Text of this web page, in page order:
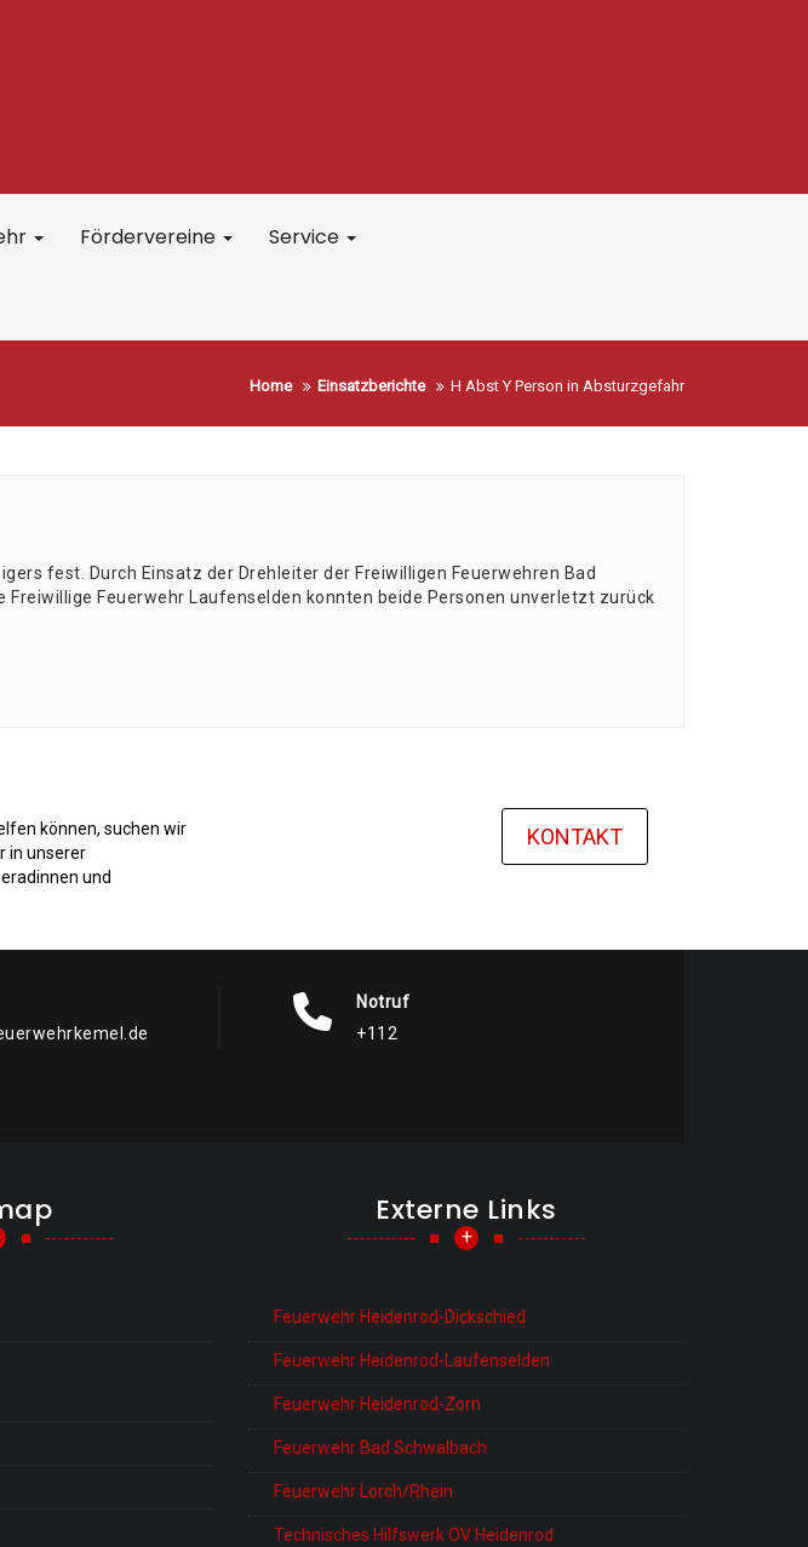
Fördervereine Service
Home Einsatzberichte H Abst Y Person in Absturzgefahr
fest. Durch Ein­satz der Dreh­lei­ter der Frei­wil­li­gen Feu­er­weh­ren Bad
Feu­er­wehr Lau­fen­sel­den konn­ten bei­de Per­so­nen unver­letzt zurück
können, suchen wir
in unserer
und
KONTAKT
Notruf
+112
Externe Links
+
Feuerwehr Heidenrod-Dickschied
Feuerwehr Heidenrod-Laufenselden
Feuerwehr Heidenrod-Zorn
Feuerwehr Bad Schwalbach
Feuerwehr Lorch/Rhein
Technisches Hilfswerk OV Heidenrod